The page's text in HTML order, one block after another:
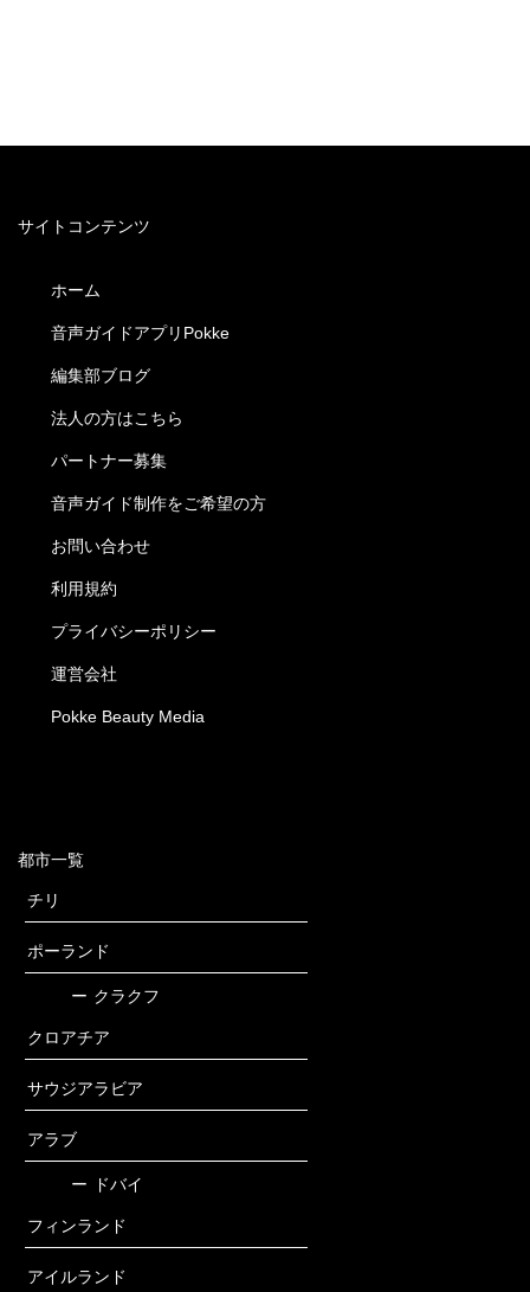
サイトコンテンツ
ホーム
音声ガイドアプリPokke
編集部ブログ
法人の方はこちら
パートナー募集
音声ガイド制作をご希望の方
お問い合わせ
利用規約
プライバシーポリシー
運営会社
Pokke Beauty Media
都市一覧
チリ
ポーランド
ー クラクフ
クロアチア
サウジアラビア
アラブ
ー ドバイ
フィンランド
アイルランド